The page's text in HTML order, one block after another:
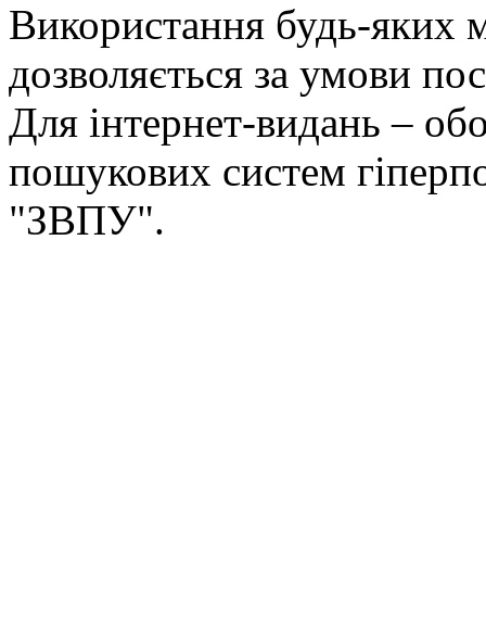
Використання будь-яких
дозволяється за умови
Для інтернет-видань –
пошукових систем
"ЗВПУ".